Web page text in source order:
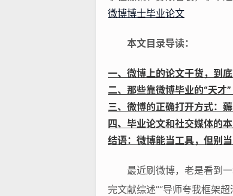
微博博士毕业论文
本文目录导读：
一、微博上的论文干货，到底
二、那些靠微博毕业的“天才
三、微博的正确打开方式：
四、毕业论文和社交媒体的
结语：微博能当工具，但别
最近刷微博，老是看到
完文献综述”“导师夸我框架